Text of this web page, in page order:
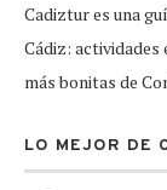
Cadiztur es una
Cádiz: actividades
más bonitas de
LO MEJOR DE